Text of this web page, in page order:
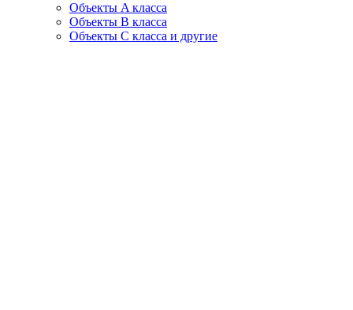
Объекты A класса
Объекты B класса
Объекты С класса и другие